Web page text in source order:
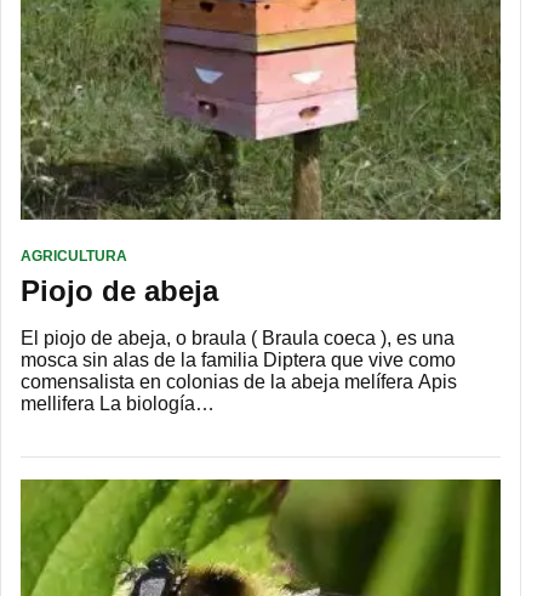
AGRICULTURA
Piojo de abeja
El piojo de abeja, o braula ( Braula coeca ), es una
mosca sin alas de la familia Diptera que vive como
comensalista en colonias de la abeja melífera Apis
mellifera La biología…